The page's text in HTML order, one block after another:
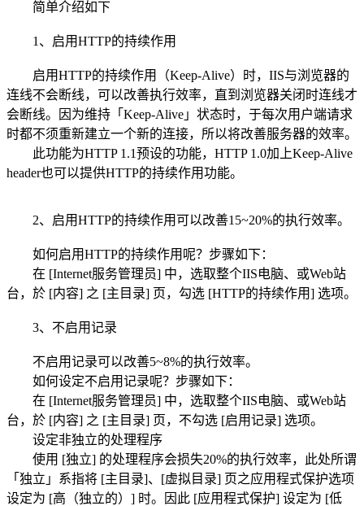
简单介绍如下
1、启用HTTP的持续作用
启用HTTP的持续作用（Keep-Alive）时，IIS与浏览器的
连线不会断线，可以改善执行效率，直到浏览器关闭时连线才
会断线。因为维持「Keep-Alive」状态时，于每次用户端请求
时都不须重新建立一个新的连接，所以将改善服务器的效率。
此功能为HTTP 1.1预设的功能，HTTP 1.0加上Keep-Alive
header也可以提供HTTP的持续作用功能。
2、启用HTTP的持续作用可以改善15~20%的执行效率。
如何启用HTTP的持续作用呢？步骤如下：
在 [Internet服务管理员] 中，选取整个IIS电脑、或Web站
台，於 [内容] 之 [主目录] 页，勾选 [HTTP的持续作用] 选项。
3、不启用记录
不启用记录可以改善5~8%的执行效率。
如何设定不启用记录呢？步骤如下：
在 [Internet服务管理员] 中，选取整个IIS电脑、或Web站
台，於 [内容] 之 [主目录] 页，不勾选 [启用记录] 选项。
设定非独立的处理程序
使用 [独立] 的处理程序会损失20%的执行效率，此处所谓
「独立」系指将 [主目录]、[虚拟目录] 页之应用程式保护选项
设定为 [高（独立的）] 时。因此 [应用程式保护] 设定为 [低